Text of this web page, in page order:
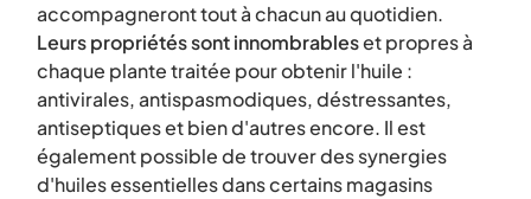
accompagneront tout à chacun au quotidien.
Leurs propriétés sont innombrableset propres à
chaque plante traitée pour obtenir l'huile :
antivirales, antispasmodiques, déstressantes,
antiseptiques et bien d'autres encore. Il est
également possible de trouver des synergies
d'huiles essentielles dans certains magasins